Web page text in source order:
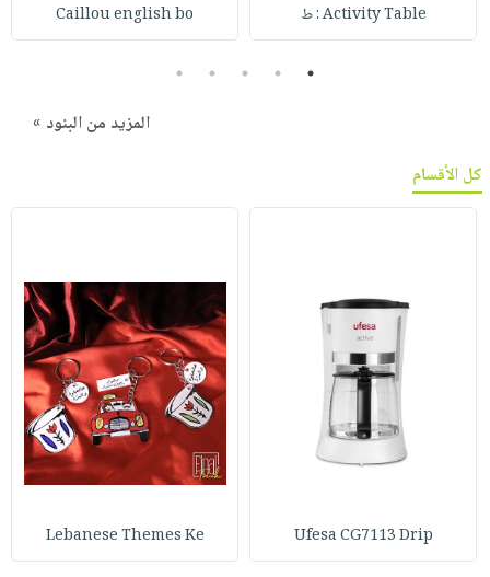
Activity Table : ط Caillou english bo
1
2
3
4
5
المزيد من البنود »
كل الأقسام
Ufesa CG7113 Drip
Lebanese Themes Ke